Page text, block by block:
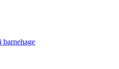
barnehage